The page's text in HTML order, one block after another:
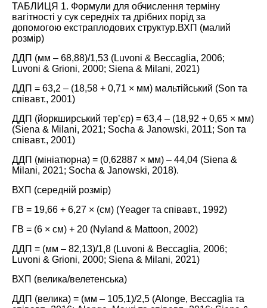
ТАБЛИЦЯ 1. Формули для обчислення терміну
вагітності у сук середніх та дрібних порід за
допомогою екстраплодових структур.ВХП (малий
розмір)
ДДП (мм – 68,88)/1,53 (Luvoni & Beccaglia, 2006;
Luvoni & Grioni, 2000; Siena & Milani, 2021)
ДДП = 63,2 – (18,58 + 0,71 × мм) мальтійський (Son та
співавт., 2001)
ДДП (йоркширський тер’єр) = 63,4 – (18,92 + 0,65 × мм)
(Siena & Milani, 2021; Socha & Janowski, 2011; Son та
співавт., 2001)
ДДП (мініатюрна) = (0,62887 × мм) – 44,04 (Siena &
Milani, 2021; Socha & Janowski, 2018).
ВХП (середній розмір)
ГВ = 19,66 + 6,27 × (см) (Yeager та співавт., 1992)
ГВ = (6 × см) + 20 (Nyland & Mattoon, 2002)
ДДП = (мм – 82,13)/1,8 (Luvoni & Beccaglia, 2006;
Luvoni & Grioni, 2000; Siena & Milani, 2021)
ВХП (велика/велетенська)
ДДП (велика) = (мм – 105,1)/2,5 (Alonge, Beccaglia та